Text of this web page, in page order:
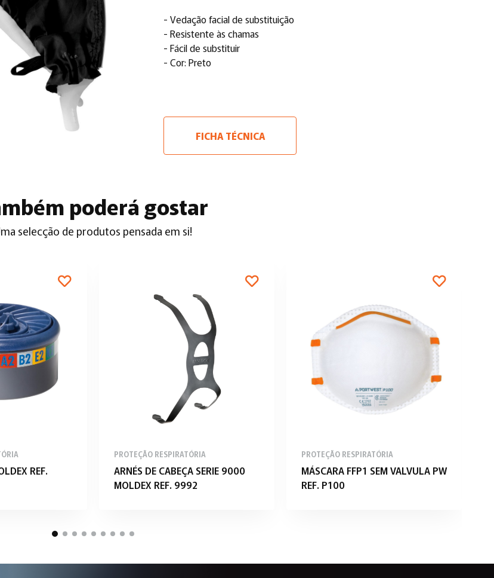
- Vedação facial de substituição
- Resistente às chamas
- Fácil de substituir
- Cor: Preto
FICHA TÉCNICA
poderá gostar
selecção de produtos pensada em si!
REF.
PROTEÇÃO RESPIRATÓRIA
ARNÉS DE CABEÇA SERIE 9000
MOLDEX REF. 9992
PROTEÇÃO RESPIRATÓRIA
MÁSCARA FFP1 SEM VALVULA PW
REF. P100